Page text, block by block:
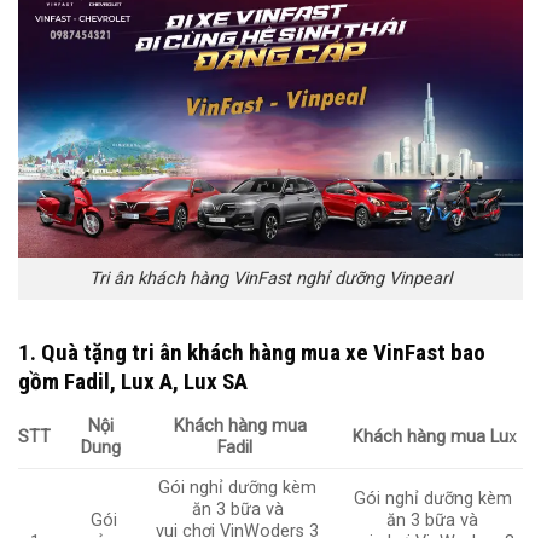
Tri ân khách hàng VinFast nghỉ dưỡng Vinpearl
1. Quà tặng tri ân khách hàng mua xe VinFast bao
gồm Fadil, Lux A, Lux SA
STT
Nội
Dung
Khách hàng mua
Fadil
Khách hàng mua Lux
Gói
Gói nghỉ dưỡng kèm
ăn 3 bữa và
vui chơi VinWoders 3
Gói nghỉ dưỡng kèm
ăn 3 bữa và